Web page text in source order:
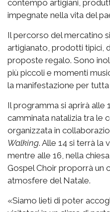
contempo artigiani,
impegnate nella vita del
Il percorso del mercatino
artigianato, prodotti tipici,
proposte regalo. Sono
più piccoli e momenti
la manifestazione per tutta
Il programma si aprirà alle
camminata natalizia tra le
organizzata in
Walking. Alle 14 si terrà la
mentre alle 16, nella
Gospel Choir proporrà un
atmosfere del Natale.
«Siamo lieti di poter